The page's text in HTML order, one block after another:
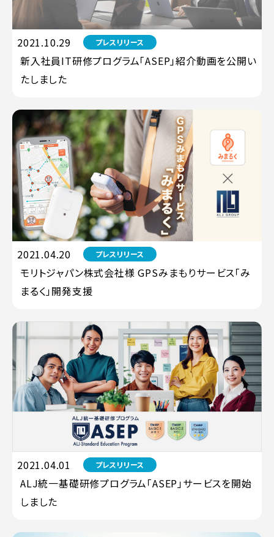
2021.10.29 プレスリリース
新入社員IT研修プログラム「ASEP」紹介動画を公開い
たしました
2021.04.20 プレスリリース
モリトジャパン株式会社様 GPSみまもりサービス「み
まるく」開発支援
2021.04.01 プレスリリース
ALJ統一基礎研修プログラム「ASEP」サービスを開始
しました